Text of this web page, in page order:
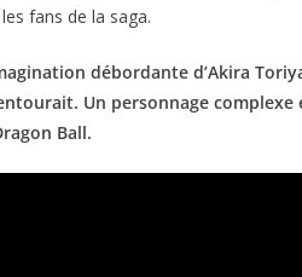
fans de la saga.
débordante d’Akira
Un personnage
Ball.